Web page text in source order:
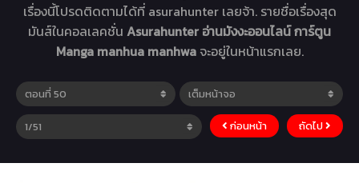
เรื่องนี้โปรดติดตามได้ที่ asurahunter เลยจ้า. รายชื่อเรื่องสุด
มันส์ในคอลเลคชั่น Asurahunter อ่านมังงะออนไลน์ การ์ตูน
Manga manhua manhwa จะอยู่ในหน้าแรกเลย.
ก่อนหน้า ถัดไป